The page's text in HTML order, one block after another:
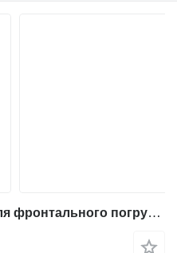
Гидроцилиндр 205-4846 для фронтального погрузчика Caterpillar 924K